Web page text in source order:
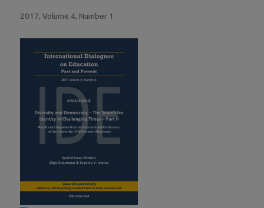
2017, Volume 4, Number 1